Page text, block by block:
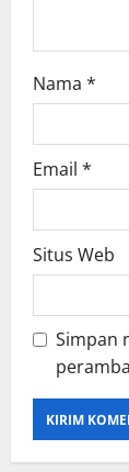
n
Nama *
Email *
Situs Web
Simpan